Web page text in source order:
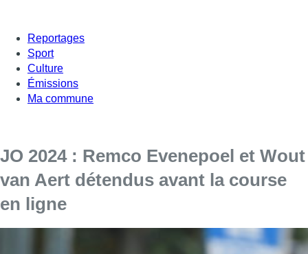
Reportages
Sport
Culture
Émissions
Ma commune
JO 2024 : Remco Evenepoel et Wout
van Aert détendus avant la course
en ligne